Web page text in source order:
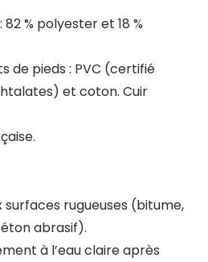
82 % polyester et 18 %
de pieds : PVC (certifié
et coton. Cuir
surfaces rugueuses (bitume,
abrasif).
à l’eau claire après